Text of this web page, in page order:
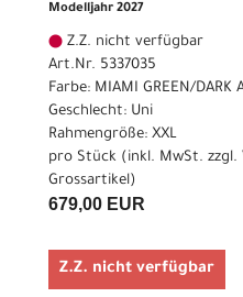
Modelljahr 2027
Z.Z. nicht verfügbar
Art.Nr. 5337035
Farbe: MIAMI GREEN/DARK
Geschlecht: Uni
Rahmengröße: XXL
pro Stück (inkl. MwSt. zzgl.
Grossartikel)
679,00 EUR
Z.Z. nicht verfügbar